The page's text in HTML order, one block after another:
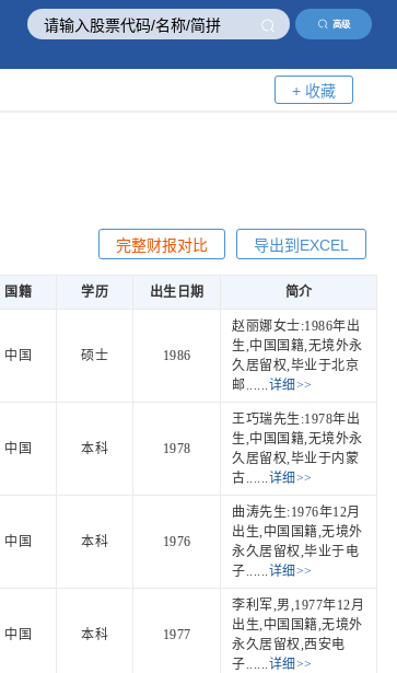
高级
+ 收藏
导出到EXCEL
完整财报对比
国籍 学历 出生日期 简介
中国 硕士 1986
赵丽娜女士:1986年出
生,中国国籍,无境外永
久居留权,毕业于北京
邮......详细>>
中国 本科 1978
王巧瑞先生:1978年出
生,中国国籍,无境外永
久居留权,毕业于内蒙
古......详细>>
中国 本科 1976
曲涛先生:1976年12月
出生,中国国籍,无境外
永久居留权,毕业于电
子......详细>>
中国 本科 1977
李利军,男,1977年12月
出生,中国国籍,无境外
永久居留权,西安电
子......详细>>